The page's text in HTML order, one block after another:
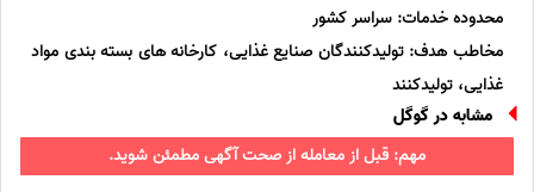
محدوده خدمات: سراسر کشور
مخاطب هدف: تولیدکنندگان صنایع غذایی، کارخانه های بسته بندی مواد
غذایی، تولیدکنند
مشابه در گوگل
مهم: قبل از معامله از صحت آگهی مطمئن شوید.